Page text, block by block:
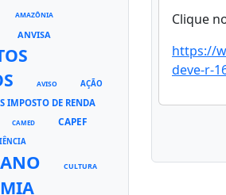
AMAZÔNIA
ANVISA
AVISO
AÇÃO
IMPOSTO DE RENDA
CAMED CAPEF
CULTURA
Clique
https://
deve-r-